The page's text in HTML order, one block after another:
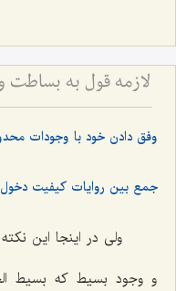
وفق دادن خود با وجودات
جمع بین روایات کیفیت
ولى در اینجا این
و وجود بسیط که بسیط